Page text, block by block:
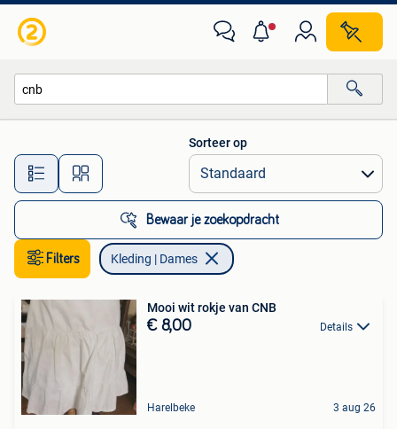
Alle afstanden…
Sorteer op
Bewaar je zoekopdracht
Filters Kleding | Dames
Mooi wit rokje van CNB
€ 8,00 Details
Harelbeke 3 aug 26